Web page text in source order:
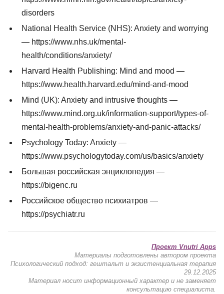
disorders
National Health Service (NHS): Anxiety and worrying
— https://www.nhs.uk/mental-
health/conditions/anxiety/
Harvard Health Publishing: Mind and mood —
https://www.health.harvard.edu/mind-and-mood
Mind (UK): Anxiety and intrusive thoughts —
https://www.mind.org.uk/information-support/types-of-
mental-health-problems/anxiety-and-panic-attacks/
Psychology Today: Anxiety —
https://www.psychologytoday.com/us/basics/anxiety
Большая российская энциклопедия —
https://bigenc.ru
Российское общество психиатров —
https://psychiatr.ru
Проект Vnutri Apps
Материалы подготовлены автором проекта
Психологический подход: гештальт и экзистенциальная терапия
29.12.2025
Материал носит информационный характер и не заменяет
консультацию специалиста.